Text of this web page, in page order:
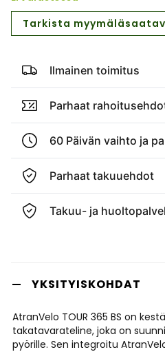
Tarkista
Ilmainen toimitus
Parhaat
60 Päivän vaihto ja
Parhaat takuuehdot
Takuu- ja
YKSITYISKOHDAT
AtranVelo TOUR 365 BS on
takatavarateline, joka on
pyörille. Sen integroitu